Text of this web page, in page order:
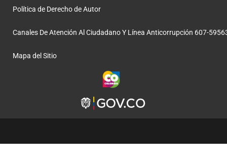
Política de Derecho de Autor
Canales De Atención Al Ciudadano Y Línea Anticorrupción 607-
Mapa del Sitio